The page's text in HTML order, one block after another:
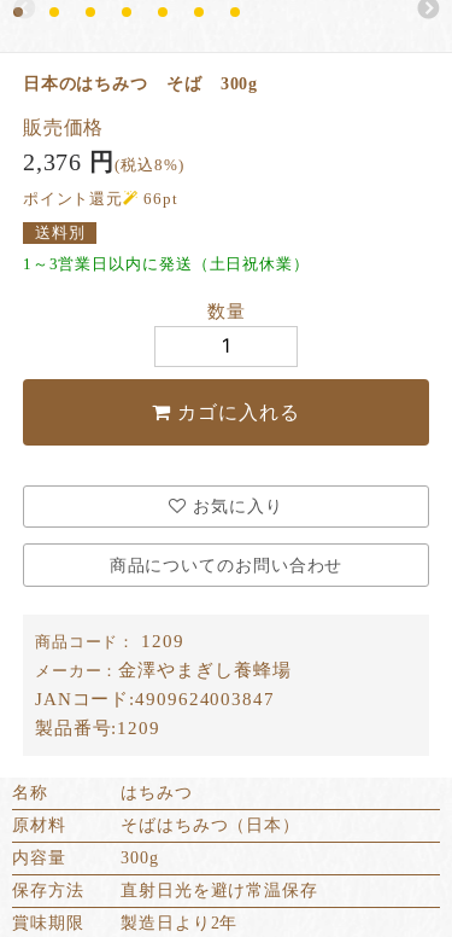
日本のはちみつ そば 300g
販売価格
2,376 円(税込8%)
ポイント還元
66pt
送料別
1～3営業日以内に発送（土日祝休業）
数量
カゴに入れる
お気に入り
商品についてのお問い合わせ
商品コード： 1209
メーカー：金澤やまぎし養蜂場
JANコード:4909624003847
製品番号:1209
名称
はちみつ
原材料
そばはちみつ（日本）
内容量
300g
保存方法
直射日光を避け常温保存
賞味期限
製造日より2年